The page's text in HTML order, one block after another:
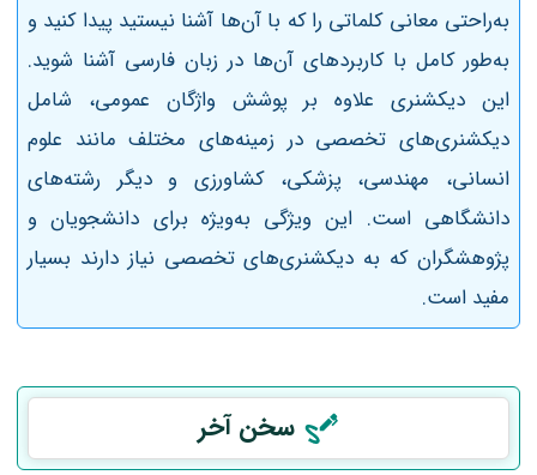
به‌راحتی معانی کلماتی را که با آن‌ها آشنا نیستید پیدا کنید و
به‌طور کامل با کاربردهای آن‌ها در زبان فارسی آشنا شوید.
این دیکشنری علاوه بر پوشش واژگان عمومی، شامل
دیکشنری‌های تخصصی در زمینه‌های مختلف مانند علوم
انسانی، مهندسی، پزشکی، کشاورزی و دیگر رشته‌های
دانشگاهی است. این ویژگی به‌ویژه برای دانشجویان و
پژوهشگران که به دیکشنری‌های تخصصی نیاز دارند بسیار
مفید است.
سخن آخر